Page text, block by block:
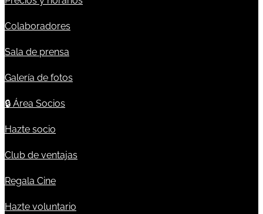
Colaboradores
Sala de prensa
Galería de fotos
🔒 Área Socios
Hazte socio
Club de ventajas
Regala Cine
Hazte voluntario